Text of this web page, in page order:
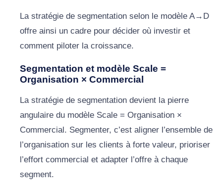
La stratégie de segmentation selon le modèle A→D
offre ainsi un cadre pour décider où investir et
comment piloter la croissance.
Segmentation et modèle Scale =
Organisation × Commercial
La stratégie de segmentation devient la pierre
angulaire du modèle Scale = Organisation ×
Commercial. Segmenter, c’est aligner l’ensemble de
l’organisation sur les clients à forte valeur, prioriser
l’effort commercial et adapter l’offre à chaque
segment.